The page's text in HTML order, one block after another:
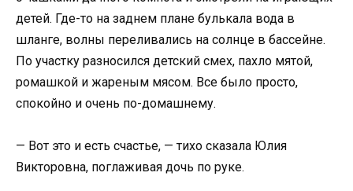
детей. Где-то на заднем плане булькала вода в
шланге, волны переливались на солнце в бассейне.
По участку разносился детский смех, пахло мятой,
ромашкой и жареным мясом. Все было просто,
спокойно и очень по-домашнему.
— Вот это и есть счастье, — тихо сказала Юлия
Викторовна, поглаживая дочь по руке.